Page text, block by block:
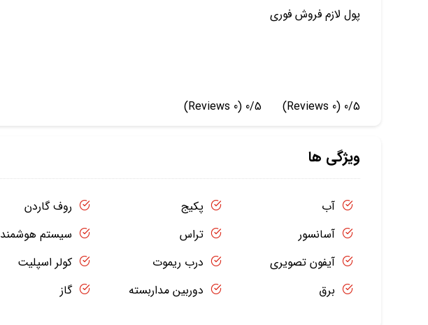
پول لازم فروش فوری
0/5
(0 Reviews)
0/5
(0 Reviews)
ویژگی ها
آب
آسانسور
آیفون تصویری
برق
پکیج
تراس
درب ریموت
دوربین مداربسته
روف گاردن
سیستم هوشمند
کولر اسپلیت
گاز